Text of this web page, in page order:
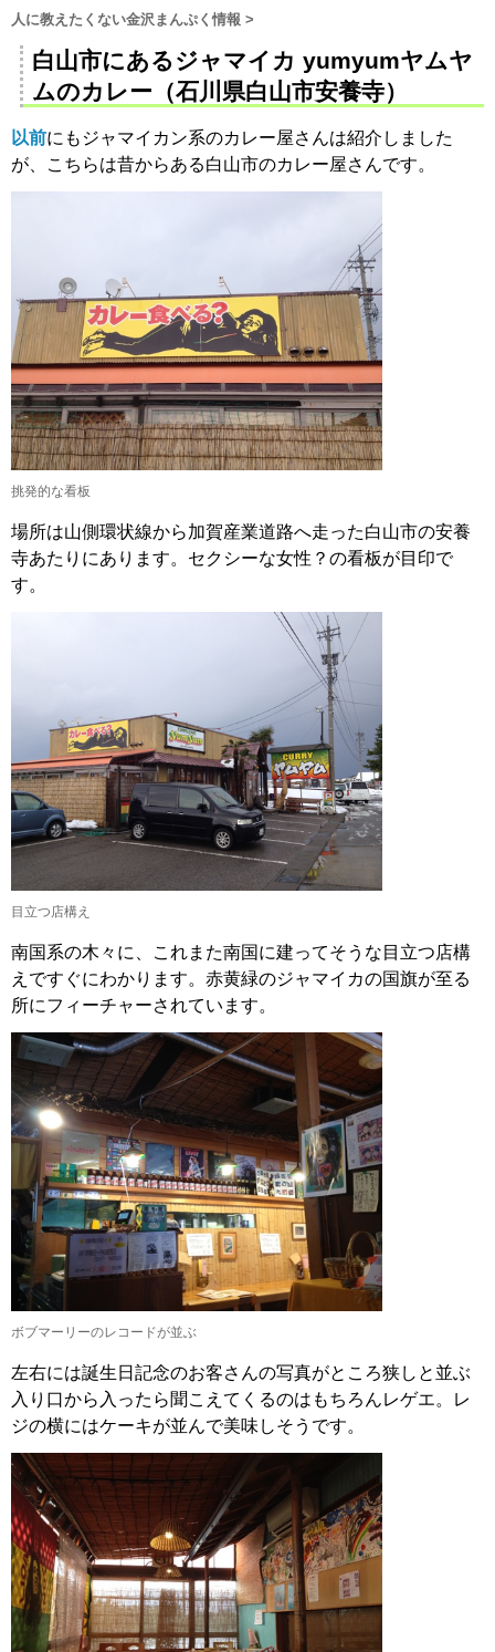
人に教えたくない金沢まんぷく情報 >
白山市にあるジャマイカ yumyumヤムヤ
ムのカレー（石川県白山市安養寺）
以前にもジャマイカン系のカレー屋さんは紹介しました
が、こちらは昔からある白山市のカレー屋さんです。
挑発的な看板
場所は山側環状線から加賀産業道路へ走った白山市の安養
寺あたりにあります。セクシーな女性？の看板が目印で
す。
目立つ店構え
南国系の木々に、これまた南国に建ってそうな目立つ店構
えですぐにわかります。赤黄緑のジャマイカの国旗が至る
所にフィーチャーされています。
ボブマーリーのレコードが並ぶ
左右には誕生日記念のお客さんの写真がところ狭しと並ぶ
入り口から入ったら聞こえてくるのはもちろんレゲエ。レ
ジの横にはケーキが並んで美味しそうです。